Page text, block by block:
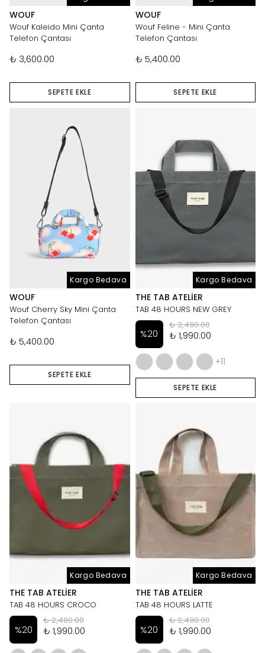
WOUF
Wouf Kaleido Mini Çanta
Telefon Çantası
₺ 3,600.00
SEPETE EKLE
WOUF
Wouf Feline - Mini Çanta
Telefon Çantası
₺ 5,400.00
SEPETE EKLE
Kargo Bedava
WOUF
Wouf Cherry Sky Mini Çanta
Telefon Çantası
₺ 5,400.00
SEPETE EKLE
Kargo Bedava
THE TAB ATELIER
TAB 48 HOURS NEW GREY
%20
₺ 2,490.00
₺ 1,990.00
+11
SEPETE EKLE
Kargo Bedava
THE TAB ATELIER
TAB 48 HOURS CROCO
%20
₺ 2,490.00
₺ 1,990.00
Kargo Bedava
THE TAB ATELIER
TAB 48 HOURS LATTE
%20
₺ 2,490.00
₺ 1,990.00